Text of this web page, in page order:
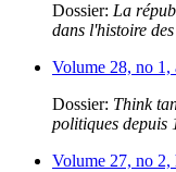
Dossier: La
dans l'histoire
Volume 28, no 1,
Dossier: Think
politiques depuis
Volume 27, no